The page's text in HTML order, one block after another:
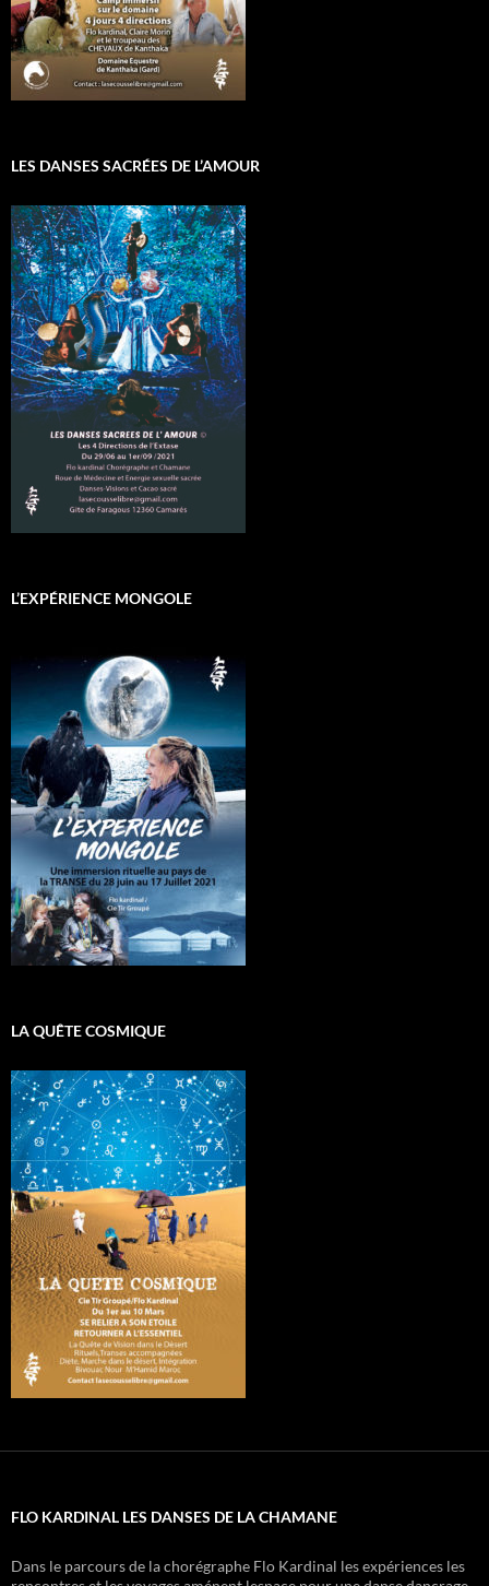
LES DANSES SACRÉES DE L’AMOUR
L’EXPÉRIENCE MONGOLE
LA QUÊTE COSMIQUE
FLO KARDINAL LES DANSES DE LA CHAMANE
Dans le parcours de la chorégraphe Flo Kardinal les expériences les